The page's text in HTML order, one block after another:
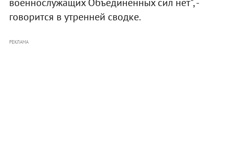
военнослужащих Объединенных сил нет", -
говорится в утренней сводке.
РЕКЛАМА